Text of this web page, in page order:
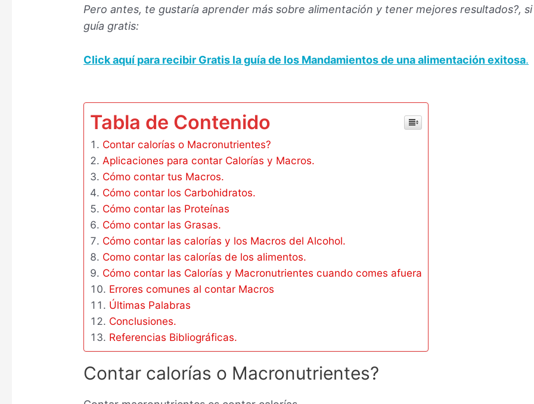
Pero antes, te gustaría aprender más sobre alimentación y tener mejores resultados?,
guía gratis:
Click aquí para recibir Gratis la guía de los Mandamientos de una alimentación exitosa.
Tabla de Contenido
Contar calorías o Macronutrientes?
Aplicaciones para contar Calorías y Macros.
Cómo contar tus Macros.
Cómo contar los Carbohidratos.
Cómo contar las Proteínas
Cómo contar las Grasas.
Cómo contar las calorías y los Macros del Alcohol.
Como contar las calorías de los alimentos.
Cómo contar las Calorías y Macronutrientes cuando comes afuera
Errores comunes al contar Macros
Últimas Palabras
Conclusiones.
Referencias Bibliográficas.
Contar calorías o Macronutrientes?